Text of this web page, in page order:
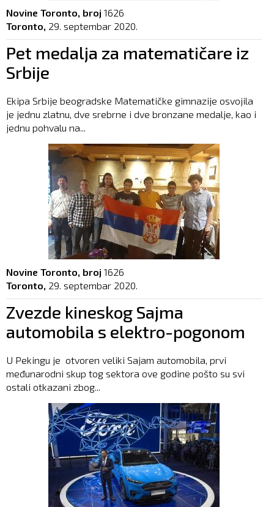
Novine Toronto, broj 1626
Toronto, 29. septembar 2020.
Pet medalja za matematičare iz
Srbije
Ekipa Srbije beogradske Matematičke gimnazije osvojila
je jednu zlatnu, dve srebrne i dve bronzane medalje, kao i
jednu pohvalu na...
Novine Toronto, broj 1626
Toronto, 29. septembar 2020.
Zvezde kineskog Sajma
automobila s elektro-pogonom
U Pekingu je otvoren veliki Sajam automobila, prvi
međunarodni skup tog sektora ove godine pošto su svi
ostali otkazani zbog...